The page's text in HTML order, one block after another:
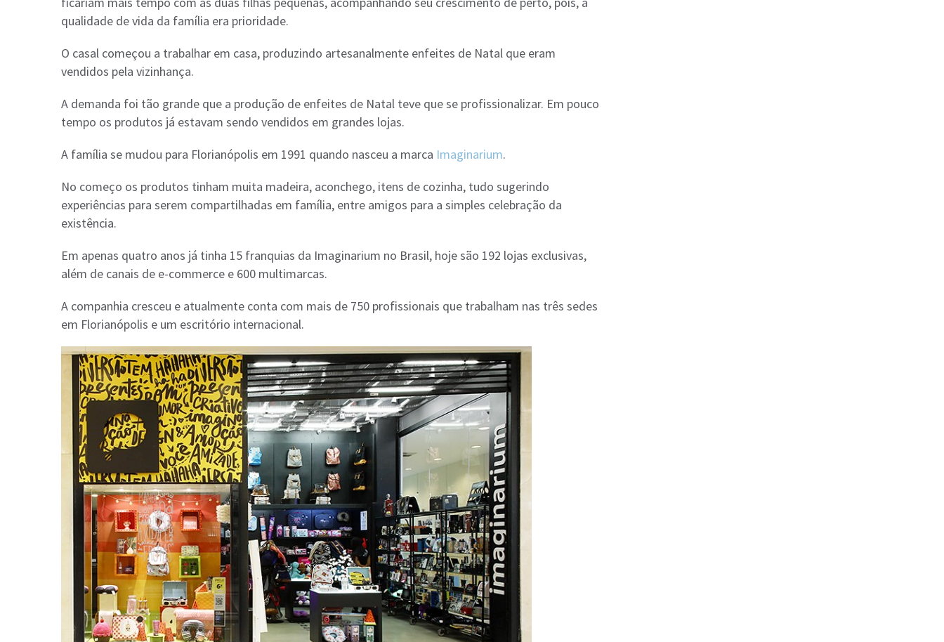
qualidade de vida da família era prioridade.
O casal começou a trabalhar em casa, produzindo artesanalmente enfeites de Natal que eram
vendidos pela vizinhança.
A demanda foi tão grande que a produção de enfeites de Natal teve que se profissionalizar. Em pouco
tempo os produtos já estavam sendo vendidos em grandes lojas.
A família se mudou para Florianópolis em 1991 quando nasceu a marca Imaginarium.
No começo os produtos tinham muita madeira, aconchego, itens de cozinha, tudo sugerindo
experiências para serem compartilhadas em família, entre amigos para a simples celebração da
existência.
Em apenas quatro anos já tinha 15 franquias da Imaginarium no Brasil, hoje são 192 lojas exclusivas,
além de canais de e-commerce e 600 multimarcas.
A companhia cresceu e atualmente conta com mais de 750 profissionais que trabalham nas três sedes
em Florianópolis e um escritório internacional.